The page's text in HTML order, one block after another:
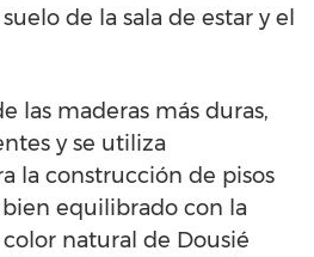
de la sala de estar y el
las maderas más duras,
y se utiliza
la construcción de pisos
bien equilibrado con la
natural de Dousié